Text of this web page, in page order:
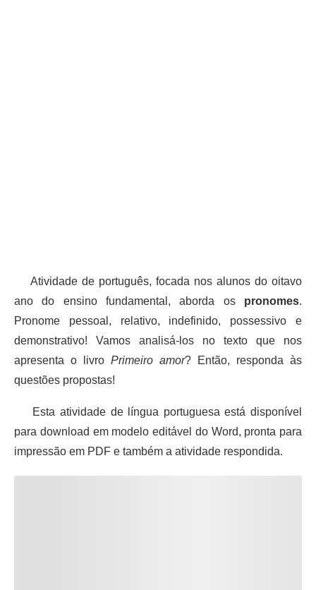
Atividade de português, focada nos alunos do oitavo
ano do ensino fundamental, aborda os pronomes.
Pronome pessoal, relativo, indefinido, possessivo e
demonstrativo! Vamos analisá-los no texto que nos
apresenta o livro Primeiro amor? Então, responda às
questões propostas!
Esta atividade de língua portuguesa está disponível
para download em modelo editável do Word, pronta para
impressão em PDF e também a atividade respondida.